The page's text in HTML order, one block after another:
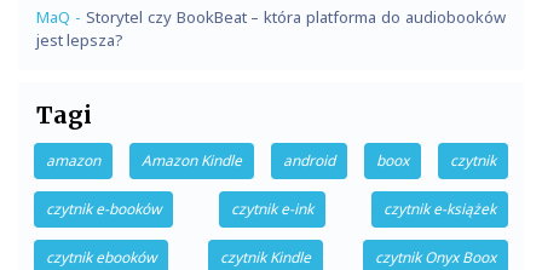
MaQ - Storytel czy BookBeat – która platforma do audiobooków
jest lepsza?
Tagi
amazon Amazon Kindle android boox czytnik
czytnik e-booków czytnik e-ink czytnik e-książek
czytnik ebooków czytnik Kindle czytnik Onyx Boox